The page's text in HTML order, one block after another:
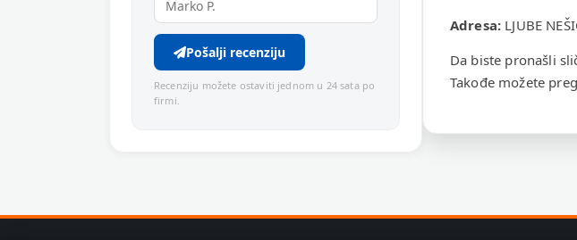
Adresa: LJUBE
Da biste pronašli
Takođe možete
Pošalji recenziju
Recenziju možete ostaviti jednom u 24 sata po
firmi.